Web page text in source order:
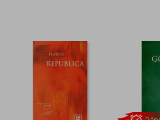
Rápido